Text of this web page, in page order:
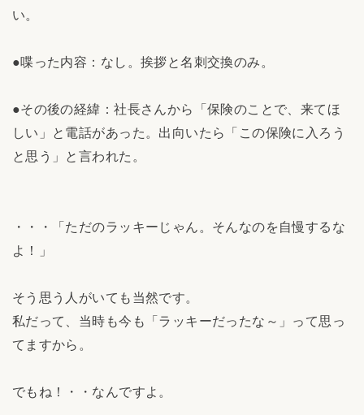
い。
●喋った内容：なし。挨拶と名刺交換のみ。
●その後の経緯：社長さんから「保険のことで、来てほ
しい」と電話があった。出向いたら「この保険に入ろう
と思う」と言われた。
・・・「ただのラッキーじゃん。そんなのを自慢するな
よ！」
そう思う人がいても当然です。
私だって、当時も今も「ラッキーだったな～」って思っ
てますから。
でもね！・・なんですよ。